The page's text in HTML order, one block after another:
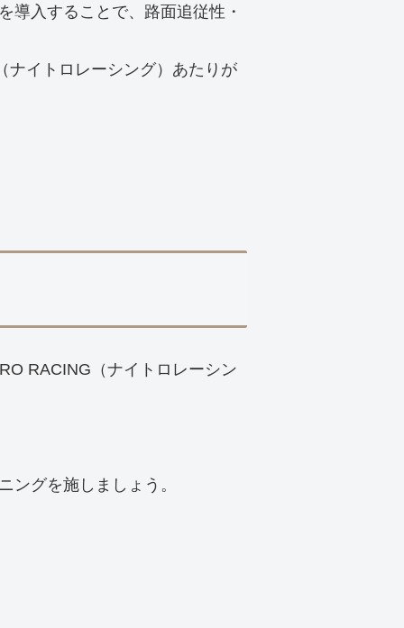
導入することで、路面追従性・
ナイトロレーシング）あたりが
RACING（ナイトロレーシン
ングを施しましょう。